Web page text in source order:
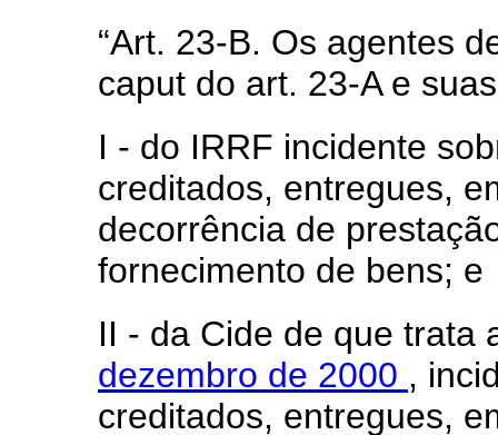
“Art. 23-B. Os agentes
caput do art. 23-A e
I - do IRRF incidente
creditados, entregues,
decorrência de
fornecimento de bens; e
II - da Cide de que trata
dezembro de 2000 ,
creditados, entregues,